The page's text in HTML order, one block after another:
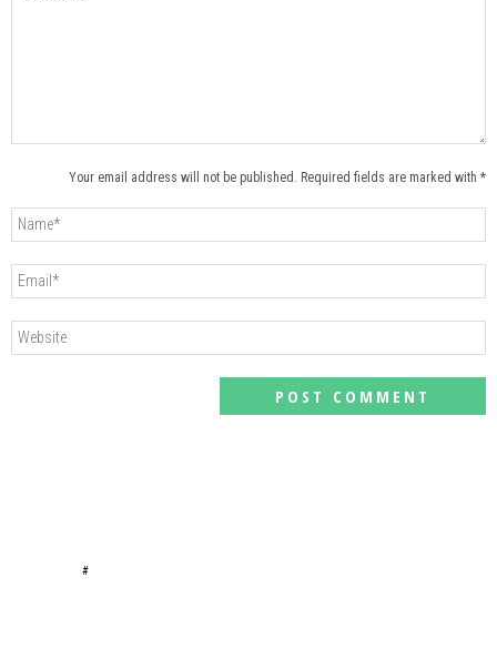
Your email address will not be published. Required fields are marked with *
#